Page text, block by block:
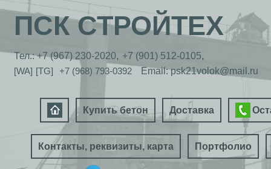
ПСК СТРОЙТЕХ
Тел.:+7 (967) 230-2020, +7 (901) 512-0105,
[WA] [TG] +7 (968) 793-0392 Email: psk21volok@mail.ru
Купить бетон Доставка
Контакты, реквизиты, карта Портфолио